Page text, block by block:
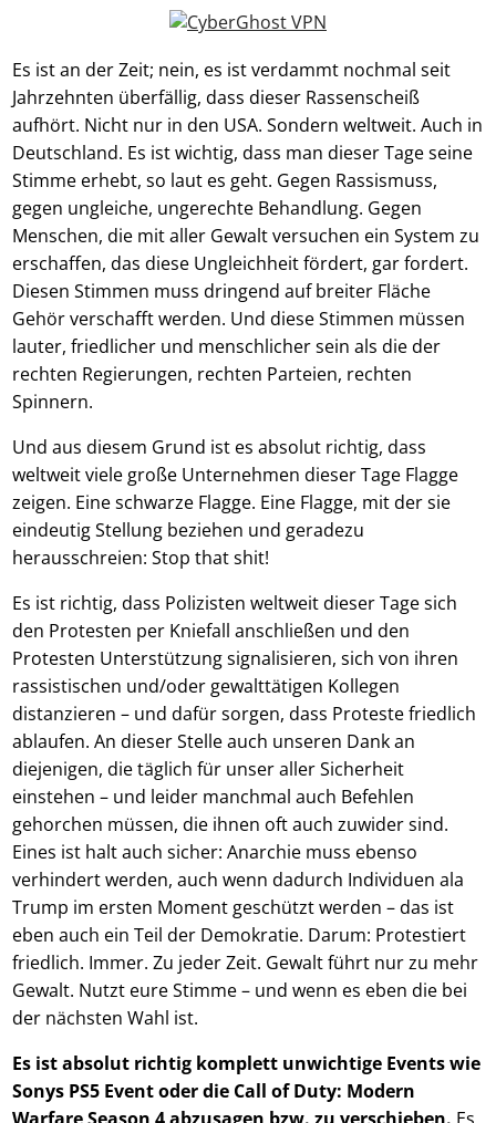
Es ist an der Zeit; nein, es ist verdammt nochmal seit
Jahrzehnten überfällig, dass dieser Rassenscheiß
aufhört. Nicht nur in den USA. Sondern weltweit. Auch in
Deutschland. Es ist wichtig, dass man dieser Tage seine
Stimme erhebt, so laut es geht. Gegen Rassismuss,
gegen ungleiche, ungerechte Behandlung. Gegen
Menschen, die mit aller Gewalt versuchen ein System zu
erschaffen, das diese Ungleichheit fördert, gar fordert.
Diesen Stimmen muss dringend auf breiter Fläche
Gehör verschafft werden. Und diese Stimmen müssen
lauter, friedlicher und menschlicher sein als die der
rechten Regierungen, rechten Parteien, rechten
Spinnern.
Und aus diesem Grund ist es absolut richtig, dass
weltweit viele große Unternehmen dieser Tage Flagge
zeigen. Eine schwarze Flagge. Eine Flagge, mit der sie
eindeutig Stellung beziehen und geradezu
herausschreien: Stop that shit!
Es ist richtig, dass Polizisten weltweit dieser Tage sich
den Protesten per Kniefall anschließen und den
Protesten Unterstützung signalisieren, sich von ihren
rassistischen und/oder gewalttätigen Kollegen
distanzieren – und dafür sorgen, dass Proteste friedlich
ablaufen. An dieser Stelle auch unseren Dank an
diejenigen, die täglich für unser aller Sicherheit
einstehen – und leider manchmal auch Befehlen
gehorchen müssen, die ihnen oft auch zuwider sind.
Eines ist halt auch sicher: Anarchie muss ebenso
verhindert werden, auch wenn dadurch Individuen ala
Trump im ersten Moment geschützt werden – das ist
eben auch ein Teil der Demokratie. Darum: Protestiert
friedlich. Immer. Zu jeder Zeit. Gewalt führt nur zu mehr
Gewalt. Nutzt eure Stimme – und wenn es eben die bei
der nächsten Wahl ist.
Es ist absolut richtig komplett unwichtige Events wie
Sonys PS5 Event oder die Call of Duty: Modern